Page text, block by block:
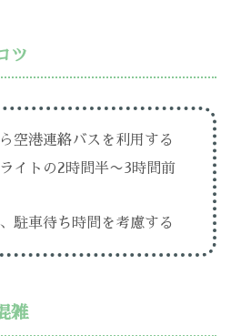
ツ
空港連絡バスを利用する
イトの2時間半〜3時間前
駐車待ち時間を考慮する
雑